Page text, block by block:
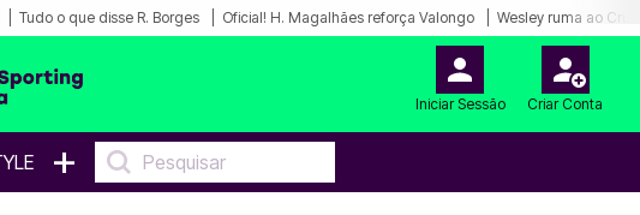
Tudo o que disse R. Borges Oficial! H. Magalhães reforça Valongo Wesley ruma ao
Iniciar Sessão Criar Conta
+